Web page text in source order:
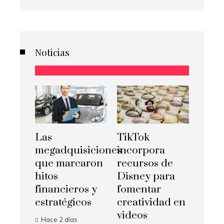
Noticias
Las
megadquisiciones
que marcaron
hitos
financieros y
estratégicos
Hace 2 días
TikTok
incorpora
recursos de
Disney para
fomentar
creatividad en
videos